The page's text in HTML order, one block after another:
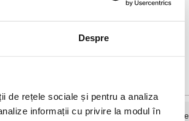
Despre
de rețele sociale și pentru a analiza
informații cu privire la modul în
justificativ pentru incarcarea in gestiune.
ramane confidentiala si nu va fi afisata pe site.